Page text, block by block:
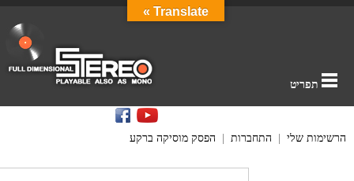
תפריט
הרשימות שלי התחברות הפסק מוסיקה ברקע
Translate »